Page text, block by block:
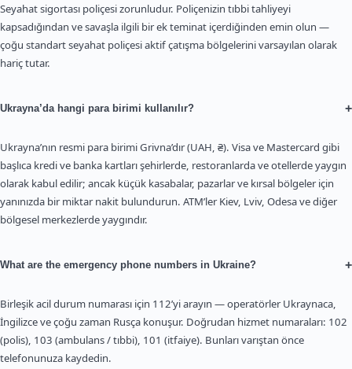
Seyahat sigortası poliçesi zorunludur. Poliçenizin tıbbi tahliyeyi
kapsadığından ve savaşla ilgili bir ek teminat içerdiğinden emin olun —
çoğu standart seyahat poliçesi aktif çatışma bölgelerini varsayılan olarak
hariç tutar.
Ukrayna’da hangi para birimi kullanılır? +
Ukrayna’nın resmi para birimi Grivna’dır (UAH, ₴). Visa ve Mastercard gibi
başlıca kredi ve banka kartları şehirlerde, restoranlarda ve otellerde yaygın
olarak kabul edilir; ancak küçük kasabalar, pazarlar ve kırsal bölgeler için
yanınızda bir miktar nakit bulundurun. ATM’ler Kiev, Lviv, Odesa ve diğer
bölgesel merkezlerde yaygındır.
What are the emergency phone numbers in Ukraine? +
Birleşik acil durum numarası için 112’yi arayın — operatörler Ukraynaca,
İngilizce ve çoğu zaman Rusça konuşur. Doğrudan hizmet numaraları: 102
(polis), 103 (ambulans / tıbbi), 101 (itfaiye). Bunları varıştan önce
telefonunuza kaydedin.